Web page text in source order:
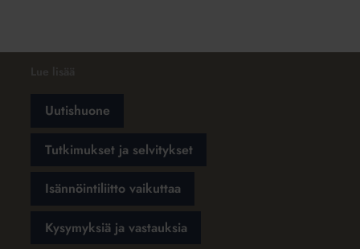
Uutishuone
Tutkimukset ja selvitykset
Isännöintiliitto vaikuttaa
Kysymyksiä ja vastauksia